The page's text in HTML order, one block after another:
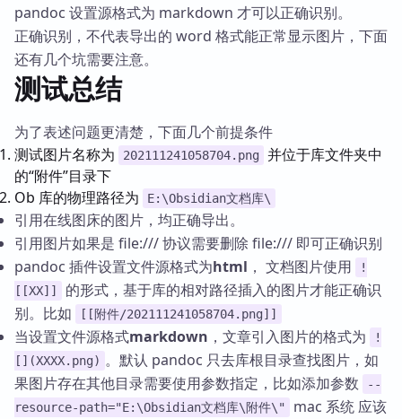
pandoc 设置源格式为 markdown 才可以正确识别。
正确识别，不代表导出的 word 格式能正常显示图片，下面
还有几个坑需要注意。
测试总结
为了表述问题更清楚，下面几个前提条件
测试图片名称为
202111241058704.png
并位于库文件夹中
的“附件”目录下
Ob 库的物理路径为
E:\Obsidian文档库\
引用在线图床的图片，均正确导出。
引用图片如果是 file:/// 协议需要删除 file:/// 即可正确识别
pandoc 插件设置文件源格式为html ， 文档图片使用
!
[[XX]]
的形式，基于库的相对路径插入的图片才能正确识
别。比如
[[附件/202111241058704.png]]
当设置文件源格式markdown ，文章引入图片的格式为
!
[](XXXX.png) 。默认 pandoc 只去库根目录查找图片，如
果图片存在其他目录需要使用参数指定，比如添加参数
--
resource-path="E:\Obsidian文档库\附件\"
mac 系统 应该